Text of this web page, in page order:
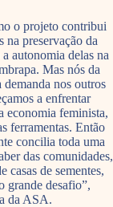
o projeto contribui
na preservação da
autonomia delas na
Mas nós da
demanda nos outros
a enfrentar
economia feminista,
ferramentas. Então
concilia toda uma
das comunidades,
casas de sementes,
grande desafio”,
da ASA.